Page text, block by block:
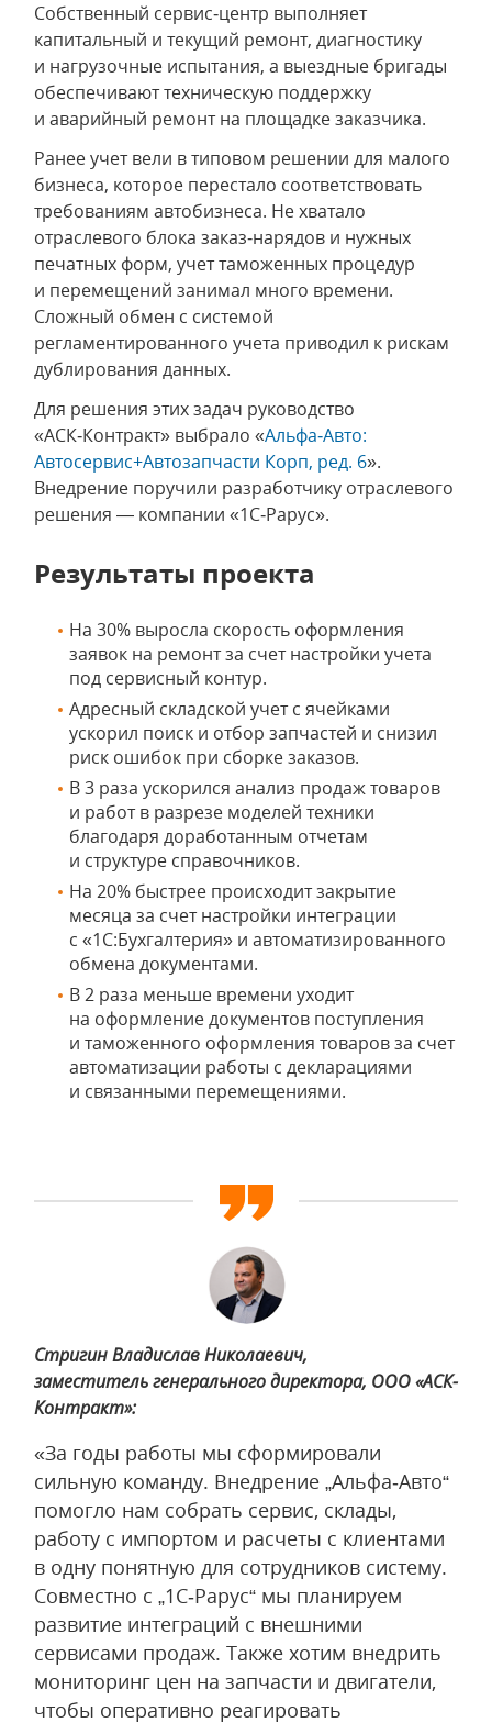
Собственный сервис‑центр выполняет
капитальный и текущий ремонт, диагностику
и нагрузочные испытания, а выездные бригады
обеспечивают техническую поддержку
и аварийный ремонт на площадке заказчика.
Ранее учет вели в типовом решении для малого
бизнеса, которое перестало соответствовать
требованиям автобизнеса. Не хватало
отраслевого блока заказ‑нарядов и нужных
печатных форм, учет таможенных процедур
и перемещений занимал много времени.
Сложный обмен с системой
регламентированного учета приводил к рискам
дублирования данных.
Для решения этих задач руководство
«АСК‑Контракт» выбрало «Альфа‑Авто:
Автосервис+Автозапчасти Корп, ред. 6».
Внедрение поручили разработчику отраслевого
решения — компании «1С‑Рарус».
Результаты проекта
На 30% выросла скорость оформления
заявок на ремонт за счет настройки учета
под сервисный контур.
Адресный складской учет с ячейками
ускорил поиск и отбор запчастей и снизил
риск ошибок при сборке заказов.
В 3 раза ускорился анализ продаж товаров
и работ в разрезе моделей техники
благодаря доработанным отчетам
и структуре справочников.
На 20% быстрее происходит закрытие
месяца за счет настройки интеграции
с «1С:Бухгалтерия» и автоматизированного
обмена документами.
В 2 раза меньше времени уходит
на оформление документов поступления
и таможенного оформления товаров за счет
автоматизации работы с декларациями
и связанными перемещениями.
Стригин Владислав Николаевич,
заместитель генерального директора, ООО «АСК-
Контракт»:
«За годы работы мы сформировали
сильную команду. Внедрение „Альфа‑Авто“
помогло нам собрать сервис, склады,
работу с импортом и расчеты с клиентами
в одну понятную для сотрудников систему.
Совместно с „1С‑Рарус“ мы планируем
развитие интеграций с внешними
сервисами продаж. Также хотим внедрить
мониторинг цен на запчасти и двигатели,
чтобы оперативно реагировать